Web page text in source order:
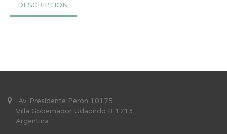
DESCRIPTION
Av. Presidente Peron 10175
Villa Gobernador Udaondo B 1713
Argentina